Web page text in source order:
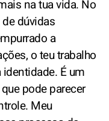
na tua vida. No
dúvidas
a
o teu trabalho
identidade. É um
pode parecer
Meu